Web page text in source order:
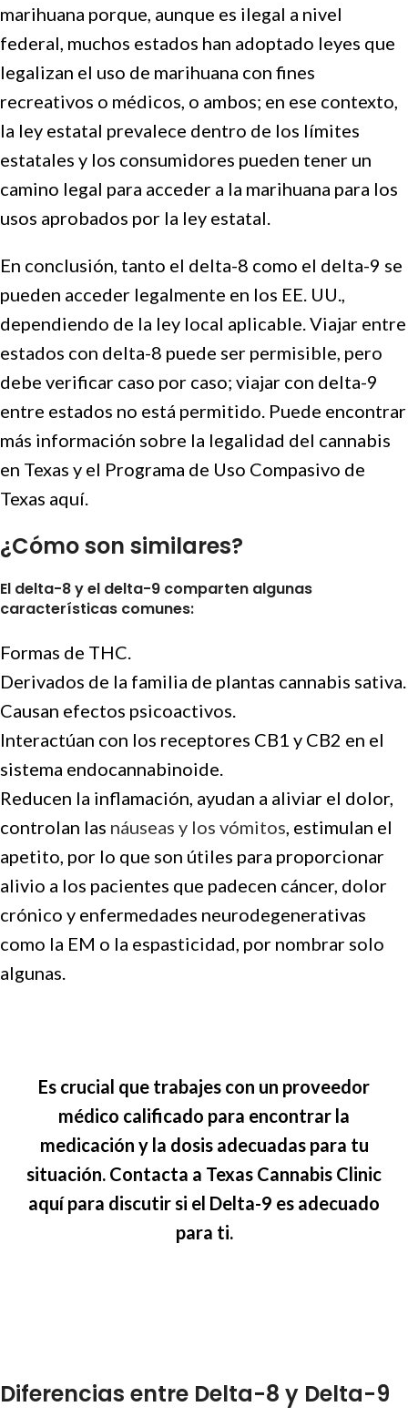
marihuana porque, aunque es ilegal a nivel
federal, muchos estados han adoptado leyes que
legalizan el uso de marihuana con fines
recreativos o médicos, o ambos; en ese contexto,
la ley estatal prevalece dentro de los límites
estatales y los consumidores pueden tener un
camino legal para acceder a la marihuana para los
usos aprobados por la ley estatal.
En conclusión, tanto el delta-8 como el delta-9 se
pueden acceder legalmente en los EE. UU.,
dependiendo de la ley local aplicable. Viajar entre
estados con delta-8 puede ser permisible, pero
debe verificar caso por caso; viajar con delta-9
entre estados no está permitido. Puede encontrar
más información sobre la legalidad del cannabis
en Texas y el Programa de Uso Compasivo de
Texas aquí.
¿Cómo son similares?
El delta-8 y el delta-9 comparten algunas
características comunes:
Formas de THC.
Derivados de la familia de plantas cannabis sativa.
Causan efectos psicoactivos.
Interactúan con los receptores CB1 y CB2 en el
sistema endocannabinoide.
Reducen la inflamación, ayudan a aliviar el dolor,
controlan las náuseas y los vómitos , estimulan el
apetito, por lo que son útiles para proporcionar
alivio a los pacientes que padecen cáncer, dolor
crónico y enfermedades neurodegenerativas
como la EM o la espasticidad, por nombrar solo
algunas.
Es crucial que trabajes con un proveedor
médico calificado para encontrar la
medicación y la dosis adecuadas para tu
situación. Contacta a Texas Cannabis Clinic
aquí para discutir si el Delta-9 es adecuado
para ti.
Diferencias entre Delta-8 y Delta-9